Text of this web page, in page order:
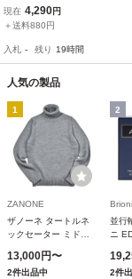
ウールニットセーター サ
イズ 52 /クリーム系/メン
現在 4,290円
＋送料880円
入札 - 残り 19時間
人気の製品
1
ZANONE
ザノーネ タートルネ
ックセーター ミドル
ズ
13,000円〜
2件出品中
2
Brioni
並行
ニ
2件